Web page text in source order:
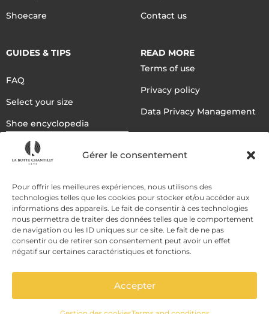
Gérer le consentement
Pour offrir les meilleures expériences, nous utilisons des
technologies telles que les cookies pour stocker et/ou accéder aux
informations des appareils. Le fait de consentir à ces technologies
nous permettra de traiter des données telles que le comportement
de navigation ou les ID uniques sur ce site. Le fait de ne pas
consentir ou de retirer son consentement peut avoir un effet
négatif sur certaines caractéristiques et fonctions.
Accepter
Shoecare
Contact us
GUIDES & TIPS
FAQ
Select your size
Shoe encyclopedia
English
READ MORE
Terms of use
Privacy policy
Data Privacy Management
DELIVERY METHODS
PAYMENT METHODS